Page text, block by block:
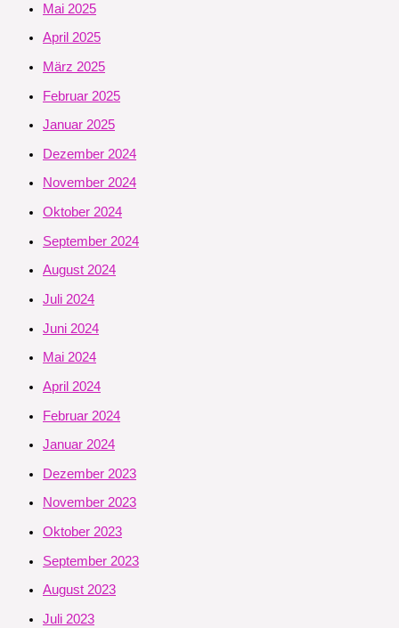
Mai 2025
April 2025
März 2025
Februar 2025
Januar 2025
Dezember 2024
November 2024
Oktober 2024
September 2024
August 2024
Juli 2024
Juni 2024
Mai 2024
April 2024
Februar 2024
Januar 2024
Dezember 2023
November 2023
Oktober 2023
September 2023
August 2023
Juli 2023